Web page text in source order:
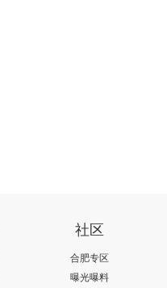
社区
合肥专区
曝光曝料